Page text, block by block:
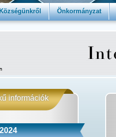
Önkormányzat
információk